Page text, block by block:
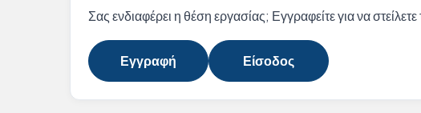
Σας ενδιαφέρει η θέση εργασίας; Εγγραφείτε για να
Εγγραφή Είσοδος